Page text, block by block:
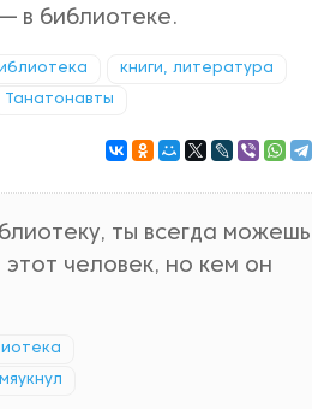
в библиотеке.
книги, литература
Танатонавты
ты всегда можешь
этот человек, но кем он